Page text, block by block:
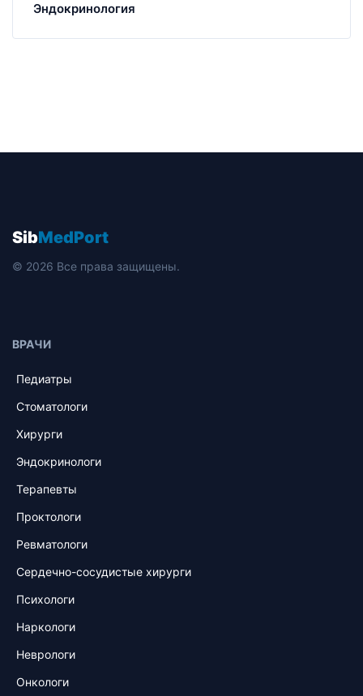
Эндокринология
SibMedPort
© 2026 Все права защищены.
ВРАЧИ
Педиатры
Стоматологи
Хирурги
Эндокринологи
Терапевты
Проктологи
Ревматологи
Сердечно-сосудистые хирурги
Психологи
Наркологи
Неврологи
Онкологи